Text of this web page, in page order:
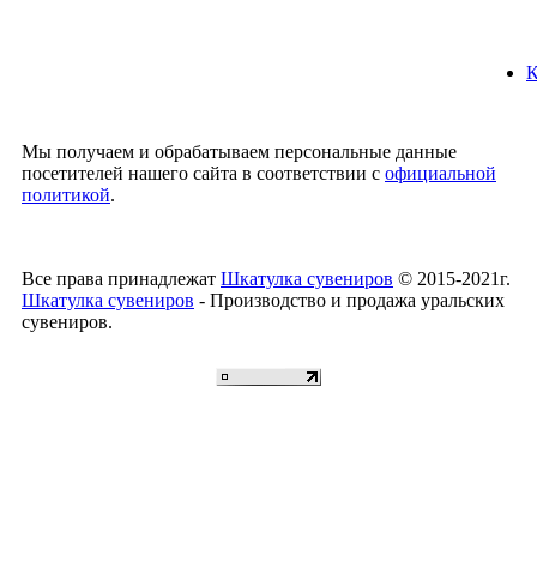
Мы получаем и обрабатываем персональные данные
посетителей нашего сайта в соответствии с официальной
политикой.
Все права принадлежат Шкатулка сувениров © 2015-2021г.
Шкатулка сувениров - Производство и продажа уральских
сувениров.